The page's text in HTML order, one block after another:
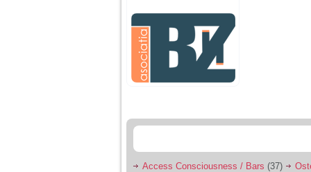
agresiva, orice
greseala era taxata cu
o palma sau pedepse.
De 4 ani am o relatie
serioasa cu un barbat
sa se manifeste o
Access Consciousness / Bars (37)